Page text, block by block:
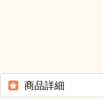
商品詳細